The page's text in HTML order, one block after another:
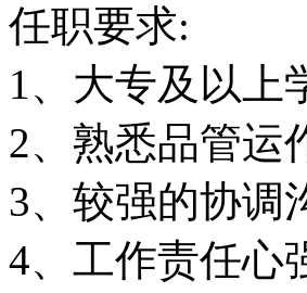
任职要求:
1、大专及以上
2、熟悉品管运
3、较强的协调
4、工作责任心